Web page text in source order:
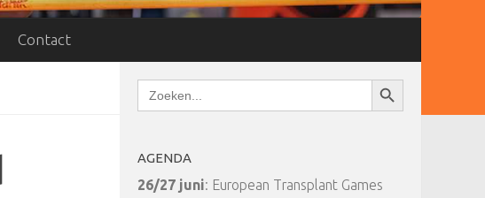
Contact
Zoek
naar:
Zoekknop
AGENDA
26/27 juni: European Transplant Games